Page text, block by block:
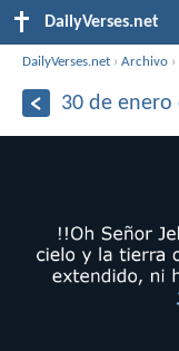
DailyVerses.net
DailyVerses.net ›Archivo ›
30 de enero